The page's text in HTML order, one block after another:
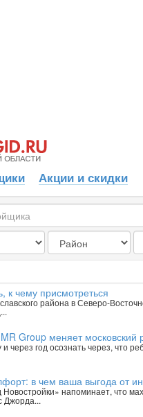
Акции и скидки
к чему присмотреться
района в Северо-
Group меняет
через год осознать через, что
в чем ваша выгода от
напоминает, что
Джорда...